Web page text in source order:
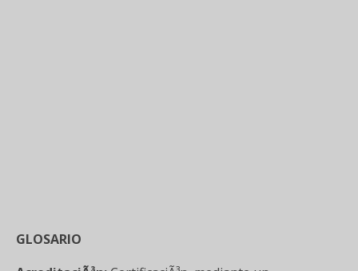
GLOSARIO